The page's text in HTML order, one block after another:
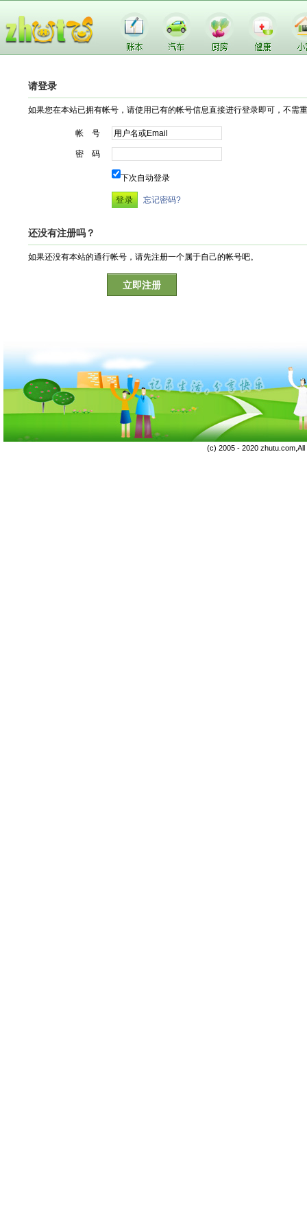
请登录
如果您在本站已拥有帐号，请使用已有的帐号信息直接进行登录即可，不需
帐 号
密 码
下次自动登录
忘记密码?
还没有注册吗？
如果还没有本站的通行帐号，请先注册一个属于自己的帐号吧。
立即注册
(c) 2005 - 2020